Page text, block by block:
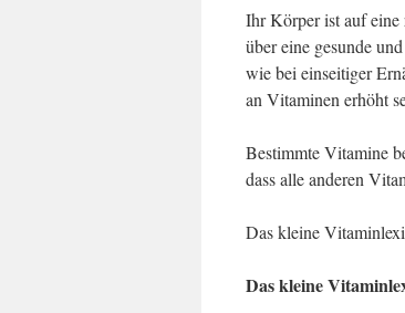
Ihr Körper ist auf eine
über eine gesunde
wie bei einseitiger
an Vitaminen erhöht
Bestimmte Vitamine
dass alle anderen
Das kleine
Das kleine